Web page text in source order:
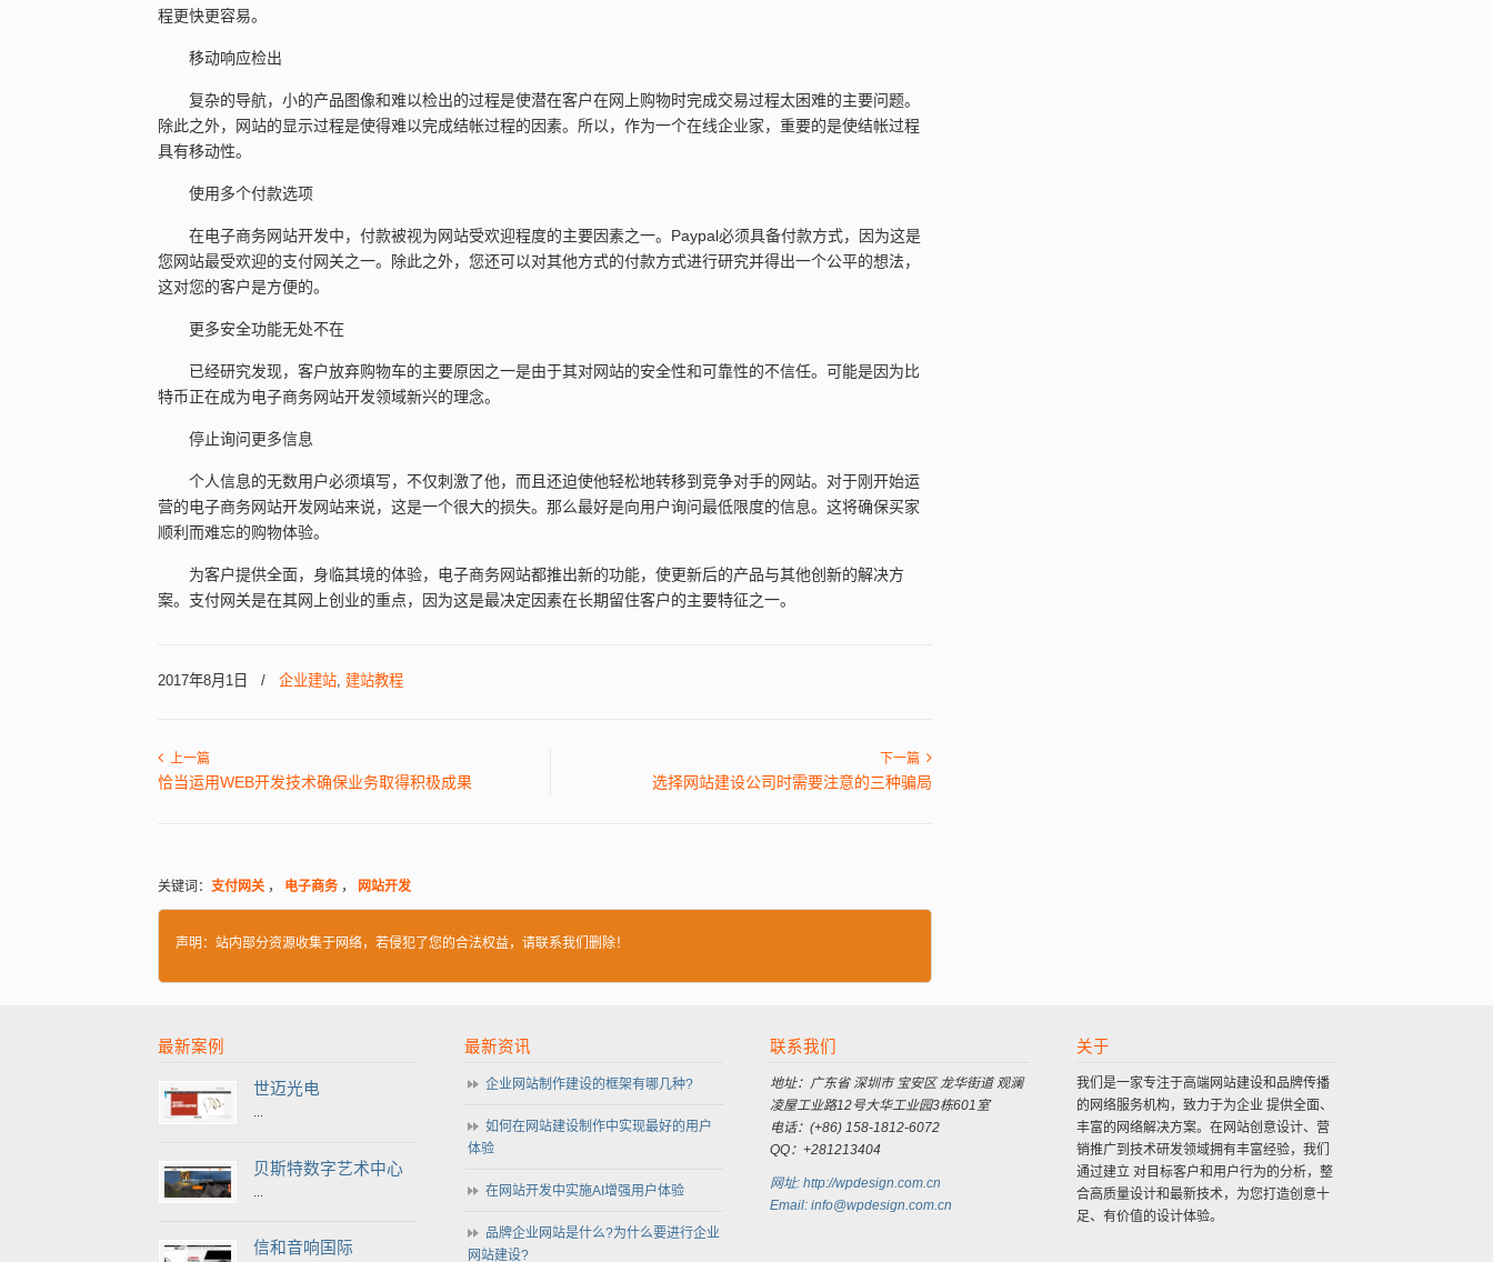
程更快更容易。
移动响应检出
复杂的导航，小的产品图像和难以检出的过程是使潜在客户在网上购物时完成交易过程太困难的主要问题。
除此之外，网站的显示过程是使得难以完成结帐过程的因素。所以，作为一个在线企业家，重要的是使结帐过程
具有移动性。
使用多个付款选项
在电子商务网站开发中，付款被视为网站受欢迎程度的主要因素之一。Paypal必须具备付款方式，因为这是
您网站最受欢迎的支付网关之一。除此之外，您还可以对其他方式的付款方式进行研究并得出一个公平的想法，
这对您的客户是方便的。
更多安全功能无处不在
已经研究发现，客户放弃购物车的主要原因之一是由于其对网站的安全性和可靠性的不信任。可能是因为比
特币正在成为电子商务网站开发领域新兴的理念。
停止询问更多信息
个人信息的无数用户必须填写，不仅刺激了他，而且还迫使他轻松地转移到竞争对手的网站。对于刚开始运
营的电子商务网站开发网站来说，这是一个很大的损失。那么最好是向用户询问最低限度的信息。这将确保买家
顺利而难忘的购物体验。
为客户提供全面，身临其境的体验，电子商务网站都推出新的功能，使更新后的产品与其他创新的解决方
案。支付网关是在其网上创业的重点，因为这是最决定因素在长期留住客户的主要特征之一。
2017年8月1日 / 企业建站, 建站教程
上一篇
恰当运用WEB开发技术确保业务取得积极成果
下一篇
选择网站建设公司时需要注意的三种骗局
关键词： 支付网关 ， 电子商务 ， 网站开发
声明：站内部分资源收集于网络，若侵犯了您的合法权益，请联系我们删除！
最新案例
世迈光电
贝斯特数字艺术中心
信和音响国际
最新资讯
企业网站制作建设的框架有哪几种?
如何在网站建设制作中实现最好的用户
体验
在网站开发中实施AI增强用户体验
品牌企业网站是什么?为什么要进行企业
网站建设?
联系我们
地址：广东省 深圳市 宝安区 龙华街道 观澜
凌屋工业路12号大华工业园3栋601室
电话：(+86) 158-1812-6072
QQ：+281213404
网址: http://wpdesign.com.cn
Email: info@wpdesign.com.cn
关于
我们是一家专注于高端网站建设和品牌传播
的网络服务机构，致力于为企业 提供全面、
丰富的网络解决方案。在网站创意设计、营
销推广到技术研发领域拥有丰富经验，我们
通过建立 对目标客户和用户行为的分析，整
合高质量设计和最新技术，为您打造创意十
足、有价值的设计体验。